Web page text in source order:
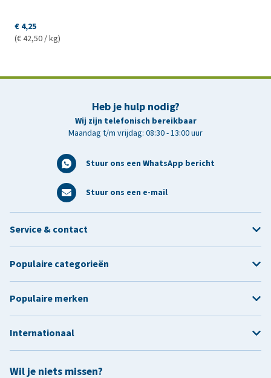
€ 4,25
(€ 42,50 / kg)
Heb je hulp nodig?
Wij zijn telefonisch bereikbaar
Maandag t/m vrijdag: 08:30 - 13:00 uur
Stuur ons een WhatsApp bericht
Stuur ons een e-mail
Wil je niets missen?
Service & contact
Populaire categorieën
Populaire merken
Internationaal